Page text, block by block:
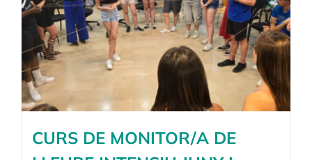
CURS DE MONITOR/A DE